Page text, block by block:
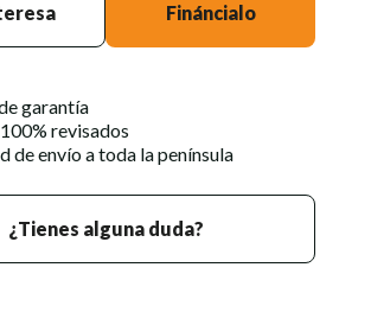
Fináncialo
garantía
revisados
de envío a toda la península
¿Tienes alguna duda?